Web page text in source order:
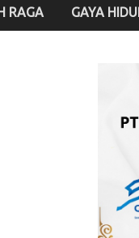
RAGA GAYA